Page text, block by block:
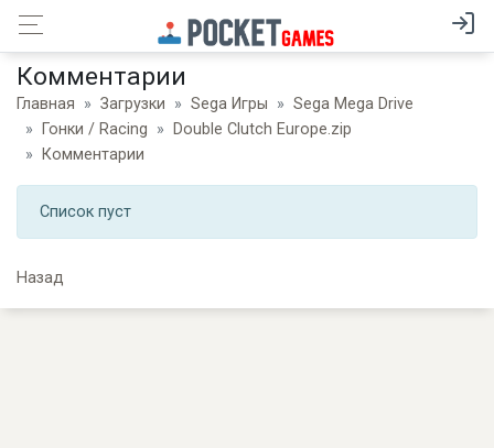
Комментарии
Главная Загрузки Sega Игры
Sega Mega Drive
Гонки / Racing
Double Clutch Europe.zip
Комментарии
Список пуст
Назад